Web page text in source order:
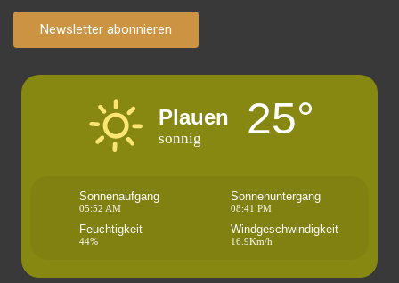
Newsletter abonnieren
Plauen
sonnig 25°
Sonnenaufgang
05:52 AM
Sonnenuntergang
08:41 PM
Feuchtigkeit
44%
Windgeschwindigkeit
16.9Km/h